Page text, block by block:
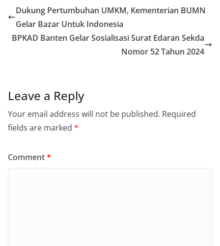
Dukung Pertumbuhan UMKM, Kementerian BUMN
Gelar Bazar Untuk Indonesia
BPKAD Banten Gelar Sosialisasi Surat Edaran Sekda
Nomor 52 Tahun 2024
Leave a Reply
Your email address will not be published. Required
fields are marked *
Comment*